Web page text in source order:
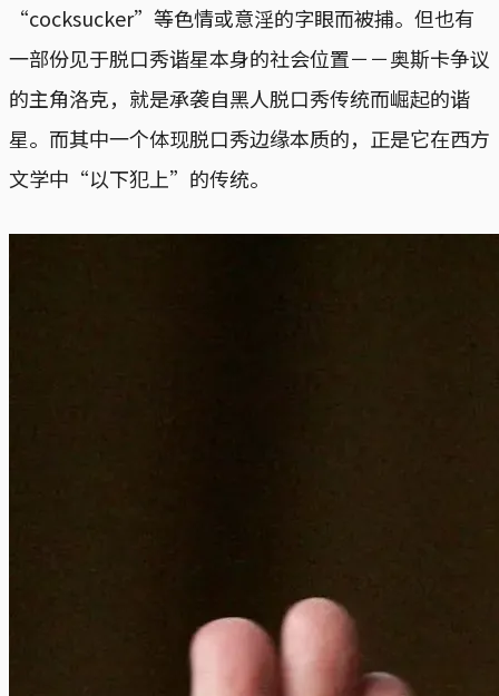
“cocksucker”等色情或意淫的字眼而被捕。但也有
一部份见于脱口秀谐星本身的社会位置－－奥斯卡争议
的主角洛克，就是承袭自黑人脱口秀传统而崛起的谐
星。而其中一个体现脱口秀边缘本质的，正是它在西方
文学中“以下犯上”的传统。